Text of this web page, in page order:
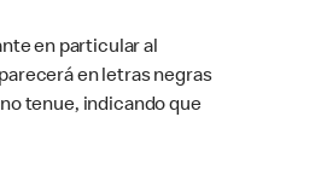
en particular al
en letras negras
tenue, indicando que